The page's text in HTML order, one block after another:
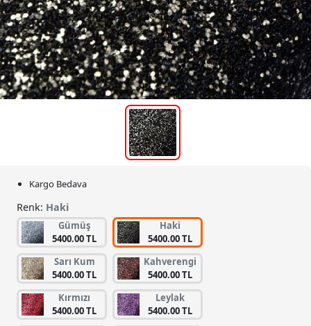
Kargo Bedava
Renk: Haki
Gümüş
5400.00 TL
Haki
5400.00 TL
Sarı Kum
5400.00 TL
Kahverengi
5400.00 TL
Kırmızı
5400.00 TL
Leylak
5400.00 TL